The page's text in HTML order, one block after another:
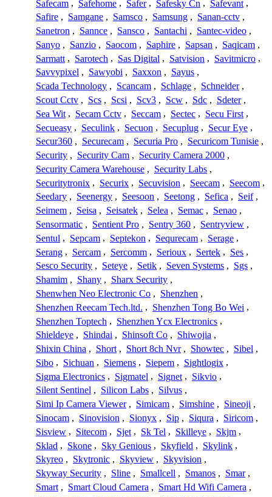
Safecam , Safehome , Safer , Safesky Cn , Safevant ,
Safire , Samgane , Samsco , Samsung , Sanan-cctv ,
Sanetron , Sannce , Sansco , Santachi , Santec-video ,
Sanyo , Sanzio , Saocom , Saphire , Sapsan , Saqicam ,
Sarmatt , Sarotech , Sas Digital , Satvision , Savitmicro ,
Savvypixel , Sawyobi , Saxxon , Sayus ,
Scada Technology , Scancam , Schlage , Schneider ,
Scout Cctv , Scs , Scsi , Scv3 , Scw , Sdc , Sdeter ,
Sea Wit , Secam Cctv , Seccam , Sectec , Secu First ,
Secueasy , Seculink , Secuon , Secuplug , Secur Eye ,
Secur360 , Securecam , Securia Pro , Securicom Tunisie ,
Security , Security Cam , Security Camera 2000 ,
Security Camera Warehouse , Security Labs ,
Securitytronix , Securix , Secuvision , Seecam , Seecom ,
Seedary , Seenergy , Seesoon , Seetong , Sefica , Seif ,
Seimem , Seisa , Seisatek , Selea , Semac , Senao ,
Sensormatic , Sentient Pro , Sentry 360 , Sentryview ,
Sentul , Sepcam , Septekon , Sequrecam , Serage ,
Serang , Sercam , Sercomm , Serioux , Sertek , Ses ,
Sesco Security , Seteye , Setik , Seven Systems , Sgs ,
Shamim , Shany , Sharx Security ,
Shenwhen Neo Electronic Co , Shenzhen ,
Shenzhen Reecam Tech.ltd. , Shenzhen Tong Bo Wei ,
Shenzhen Toptech , Shenzhen Ycx Electronics ,
Shieldeye , Shindai , Shinsoft Co , Shiwojia ,
Shixin China , Short , Short 8ch Nvr , Showtec , Sibel ,
Sibo , Sichuan , Siemens , Siepem , Sightlogix ,
Sigma Electronics , Sigmatel , Signet , Sikvio ,
Silent Sentinel , Silicon Labs , Silvus ,
Simi Ip Camera Viewer , Simicam , Simshine , Sineoji ,
Sinocam , Sinovision , Sionyx , Sip , Siqura , Siricom ,
Sisview , Sitecom , Sjet , Sk Tel , Skilleye , Skjm ,
Sklad , Skone , Sky Genious , Skyfield , Skylink ,
Skyreo , Skytronic , Skyview , Skyvision ,
Skyway Security , Sline , Smallcell , Smanos , Smar ,
Smart , Smart Cloud Camera , Smart Hd Wifi Camera ,